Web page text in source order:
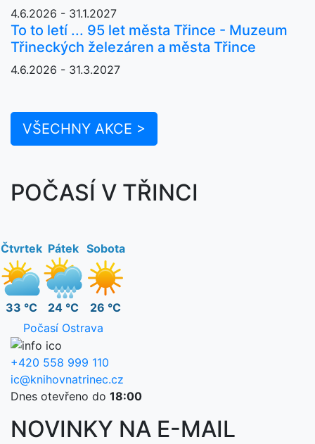
4.6.2026 - 31.1.2027
To to letí ... 95 let města Třince - Muzeum
Třineckých železáren a města Třince
4.6.2026 - 31.3.2027
VŠECHNY AKCE >
POČASÍ V TŘINCI
Čtvrtek
33 °C
Pátek
24 °C
Sobota
26 °C
Počasí Ostrava
+420 558 999 110
ic@knihovnatrinec.cz
Dnes otevřeno do 18:00
NOVINKY NA E-MAIL